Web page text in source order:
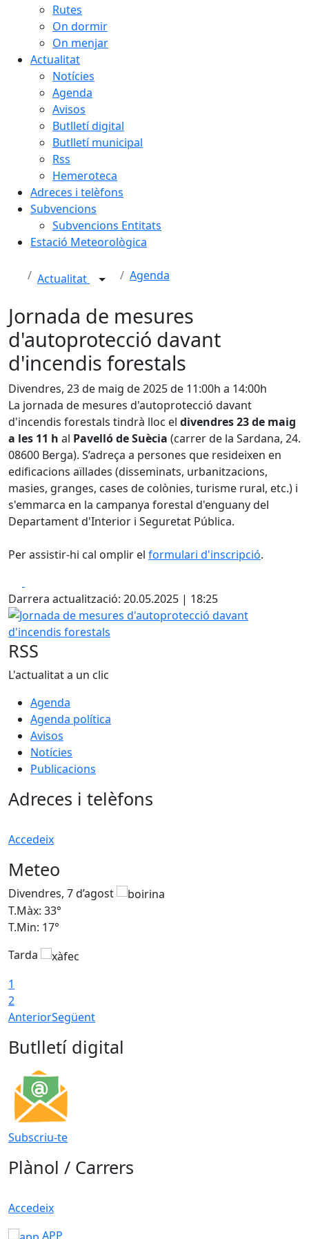
Rutes
On dormir
On menjar
Actualitat
Notícies
Agenda
Avisos
Butlletí digital
Butlletí municipal
Rss
Hemeroteca
Adreces i telèfons
Subvencions
Subvencions Entitats
Estació Meteorològica
Actualitat Agenda
Jornada de mesures
d'autoprotecció davant
d'incendis forestals
Divendres, 23 de maig de 2025 de 11:00h a 14:00h
La jornada de mesures d'autoprotecció davant
d'incendis forestals tindrà lloc el divendres 23 de maig
a les 11 h al Pavelló de Suècia (carrer de la Sardana, 24.
08600 Berga). S’adreça a persones que resideixen en
edificacions aïllades (disseminats, urbanitzacions,
masies, granges, cases de colònies, turisme rural, etc.) i
s'emmarca en la campanya forestal d'enguany del
Departament d'Interior i Seguretat Pública.
Per assistir-hi cal omplir el formulari d'inscripció.
Darrera actualització: 20.05.2025 | 18:25
Jornada de mesures d'autoprotecció davant d'incendis
RSS
L'actualitat a un clic
Agenda
Agenda política
Avisos
Notícies
Publicacions
Adreces i telèfons
Accedeix
Meteo
Divendres, 7 d’agost
T.Màx: 33°
T.Min: 17°
Tarda
1
2
AnteriorSegüent
Butlletí digital
Subscriu-te
Plànol / Carrers
Accedeix
APP